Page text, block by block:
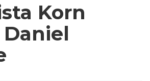
Korn
Daniel